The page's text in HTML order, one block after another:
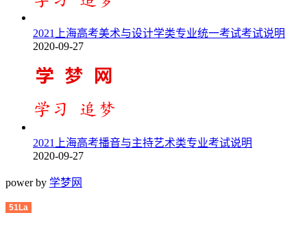
2021上海高考美术与设计学类专业统一考试考试说明
2020-09-27
2021上海高考播音与主持艺术类专业考试说明
2020-09-27
power by 学梦网
51La